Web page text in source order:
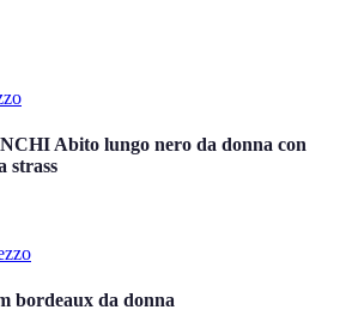
Abito lungo nero da donna con
strass
bordeaux da donna